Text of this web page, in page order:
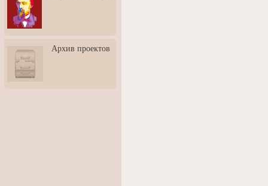
3: Обусловленности
человека и их влияние на
карьеру
скульптором Дмитрием
Тугариновым
АртБульвар в День города
Архив проектов